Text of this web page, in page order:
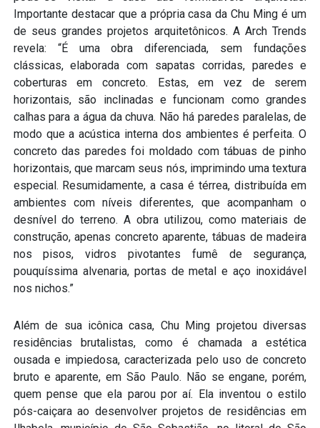
Importante destacar que a própria casa da Chu Ming é um
de seus grandes projetos arquitetônicos. A Arch Trends
revela: “É uma obra diferenciada, sem fundações
clássicas, elaborada com sapatas corridas, paredes e
coberturas em concreto. Estas, em vez de serem
horizontais, são inclinadas e funcionam como grandes
calhas para a água da chuva. Não há paredes paralelas, de
modo que a acústica interna dos ambientes é perfeita. O
concreto das paredes foi moldado com tábuas de pinho
horizontais, que marcam seus nós, imprimindo uma textura
especial. Resumidamente, a casa é térrea, distribuída em
ambientes com níveis diferentes, que acompanham o
desnível do terreno. A obra utilizou, como materiais de
construção, apenas concreto aparente, tábuas de madeira
nos pisos, vidros pivotantes fumê de segurança,
pouquíssima alvenaria, portas de metal e aço inoxidável
nos nichos.”
Além de sua icônica casa, Chu Ming projetou diversas
residências brutalistas, como é chamada a estética
ousada e impiedosa, caracterizada pelo uso de concreto
bruto e aparente, em São Paulo. Não se engane, porém,
quem pense que ela parou por aí. Ela inventou o estilo
pós-caiçara ao desenvolver projetos de residências em